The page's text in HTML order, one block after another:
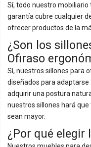
Sí, todo nuestro mobiliario
garantía cubre cualquier
ofrecer productos de la
¿Son los
Ofiraso
Sí, nuestros sillones para
diseñados para
adquirir una postura
nuestros sillones hará
sean mayor.
¿Por qué elegir